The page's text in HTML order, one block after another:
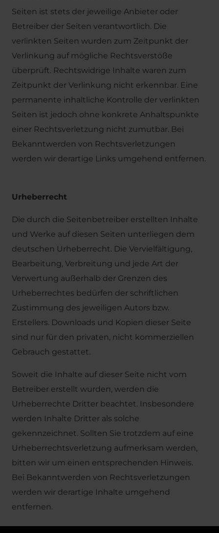
Seiten ist stets der jeweilige Anbieter oder
Betreiber der Seiten verantwortlich. Die
verlinkten Seiten wurden zum Zeitpunkt der
Verlinkung auf mögliche Rechtsverstöße
überprüft. Rechtswidrige Inhalte waren zum
Zeitpunkt der Verlinkung nicht erkennbar. Eine
permanente inhaltliche Kontrolle der verlinkten
Seiten ist jedoch ohne konkrete Anhaltspunkte
einer Rechtsverletzung nicht zumutbar. Bei
Bekanntwerden von Rechtsverletzungen
werden wir derartige Links umgehend entfernen.
Urheberrecht
Die durch die Seitenbetreiber erstellten Inhalte
und Werke auf diesen Seiten unterliegen dem
deutschen Urheberrecht. Die Vervielfältigung,
Bearbeitung, Verbreitung und jede Art der
Verwertung außerhalb der Grenzen des
Urheberrechtes bedürfen der schriftlichen
Zustimmung des jeweiligen Autors bzw.
Erstellers. Downloads und Kopien dieser Seite
sind nur für den privaten, nicht kommerziellen
Gebrauch gestattet.
Soweit die Inhalte auf dieser Seite nicht vom
Betreiber erstellt wurden, werden die
Urheberrechte Dritter beachtet. Insbesondere
werden Inhalte Dritter als solche
gekennzeichnet. Sollten Sie trotzdem auf eine
Urheberrechtsverletzung aufmerksam werden,
bitten wir um einen entsprechenden Hinweis.
Bei Bekanntwerden von Rechtsverletzungen
werden wir derartige Inhalte umgehend
entfernen.